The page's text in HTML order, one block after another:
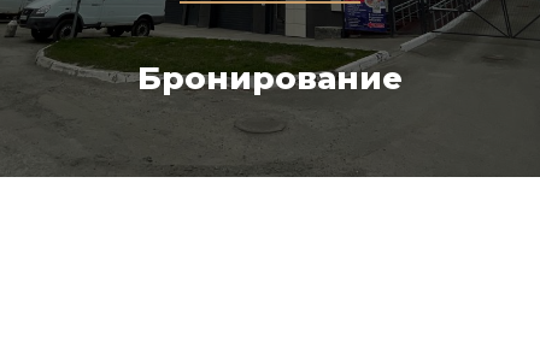
Бронирование